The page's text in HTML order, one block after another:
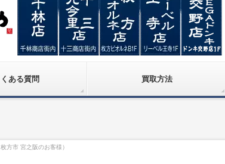
ある質問 買取方法
方市 宮之阪のお客様）